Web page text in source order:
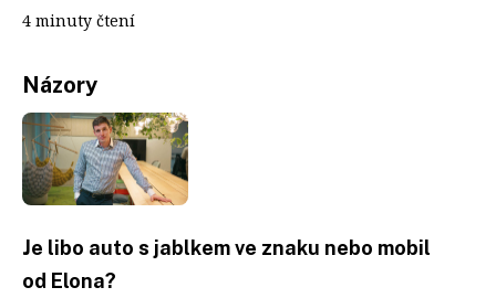
4 minuty čtení
Názory
Je libo auto s jablkem ve znaku nebo mobil
od Elona?